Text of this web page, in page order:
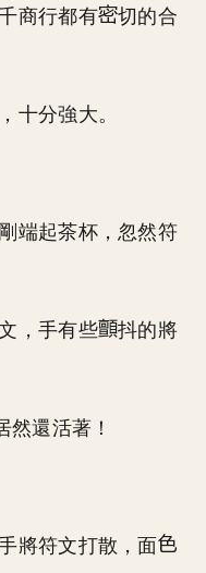
商行都有
切的合
十分強大。
端起茶杯，忽然符
，手有些
抖的將
然還活著！
將符文打散，面